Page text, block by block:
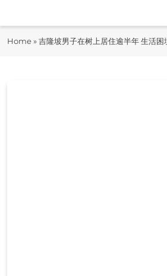
即
Home»吉隆坡男子在树上居住逾半年 生活困